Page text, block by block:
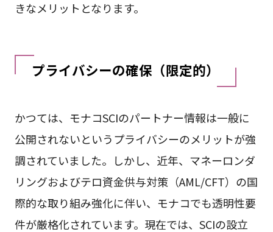
きなメリットとなります。
プライバシーの確保（限定的）
かつては、モナコSCIのパートナー情報は一般に
公開されないというプライバシーのメリットが強
調されていました。しかし、近年、マネーロンダ
リングおよびテロ資金供与対策（AML/CFT）の国
際的な取り組み強化に伴い、モナコでも透明性要
件が厳格化されています。現在では、SCIの設立